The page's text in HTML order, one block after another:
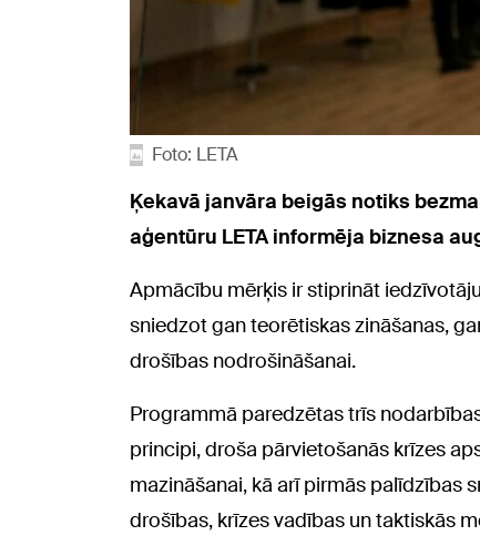
Foto: LETA
Ķekavā janvāra beigās notiks
aģentūru LETA informēja biznesa
Apmācību mērķis ir stiprināt
sniedzot gan teorētiskas zināšanas,
drošības nodrošināšanai.
Programmā paredzētas trīs
principi, droša pārvietošanās krīzes
mazināšanai, kā arī pirmās palīdzības
drošības, krīzes vadības un taktiskās